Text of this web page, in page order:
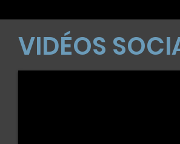
VIDÉOS